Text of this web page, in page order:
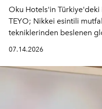
Oku Hotels'in Türkiye'deki
TEYO; Nikkei esintili
tekniklerinden beslenen
07.14.2026